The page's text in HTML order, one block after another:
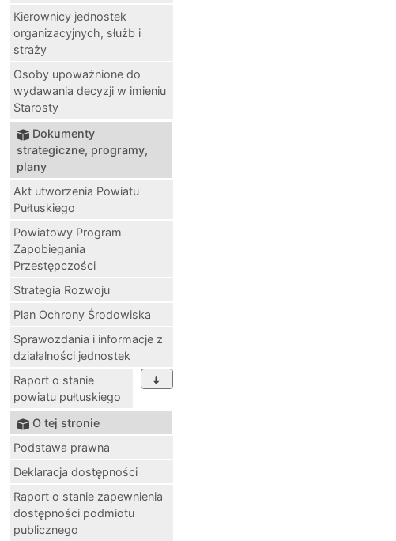
Kierownicy jednostek
organizacyjnych, służb i
straży
Osoby upoważnione do
wydawania decyzji w imieniu
Starosty
Dokumenty
strategiczne, programy,
plany
Akt utworzenia Powiatu
Pułtuskiego
Powiatowy Program
Zapobiegania
Przestępczości
Strategia Rozwoju
Plan Ochrony Środowiska
Sprawozdania i informacje z
działalności jednostek
Raport o stanie
powiatu pułtuskiego
O tej stronie
Podstawa prawna
Deklaracja dostępności
Raport o stanie zapewnienia
dostępności podmiotu
publicznego